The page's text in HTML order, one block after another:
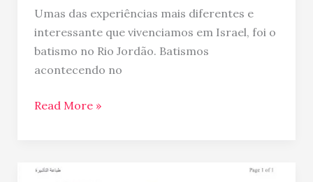
Umas das experiências mais diferentes e
interessante que vivenciamos em Israel, foi o
batismo no Rio Jordão. Batismos
acontecendo no
Read More »
Visto